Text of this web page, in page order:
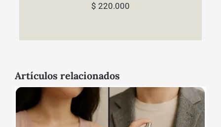
$ 220.000
Artículos relacionados